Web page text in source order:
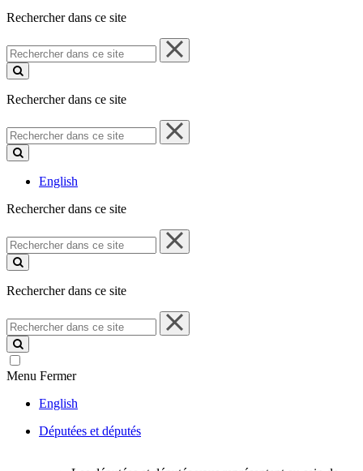
Rechercher dans ce site
Rechercher
dans
ce
Rechercher dans ce site
Rechercher
dans
ce
English
Rechercher dans ce site
Rechercher
dans
ce
Rechercher dans ce site
Rechercher
dans
ce
site
Menu Fermer
English
Députées et députés